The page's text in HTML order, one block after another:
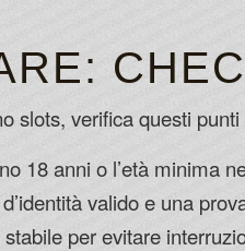
slots, verifica questi
18 anni o l’età minima
valido e una
per evitare